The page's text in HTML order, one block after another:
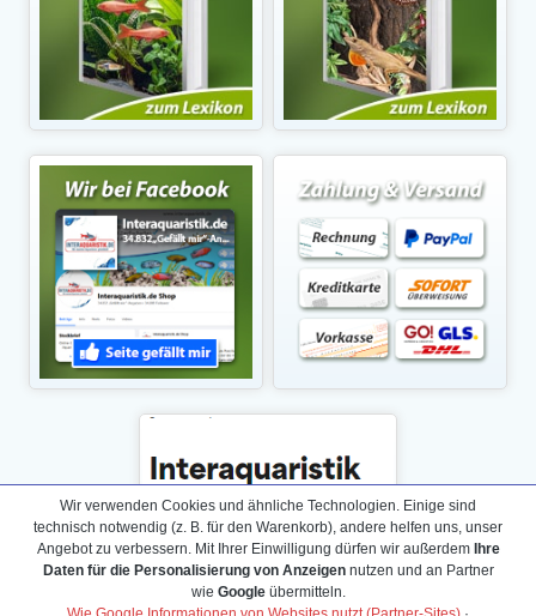
Wir verwenden Cookies und ähnliche Technologien. Einige sind
technisch notwendig (z. B. für den Warenkorb), andere helfen uns, unser
Angebot zu verbessern. Mit Ihrer Einwilligung dürfen wir außerdem Ihre
Daten für die Personalisierung von Anzeigennutzen und an Partner
wie Googleübermitteln.